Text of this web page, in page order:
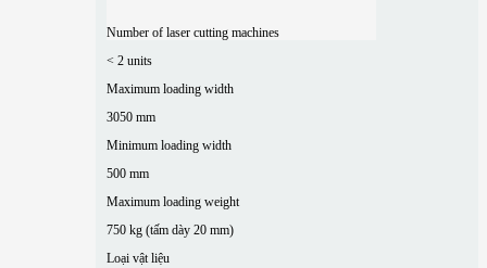
Number of laser cutting machines
< 2 units
Maximum loading width
3050 mm
Minimum loading width
500 mm
Maximum loading weight
750 kg (tấm dày 20 mm)
Loại vật liệu